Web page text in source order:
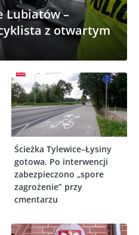
Lubiatów –
z otwartym
Ścieżka Tylewice–Łysiny
gotowa. Po interwencji
zabezpieczono „spore
zagrożenie” przy
cmentarzu